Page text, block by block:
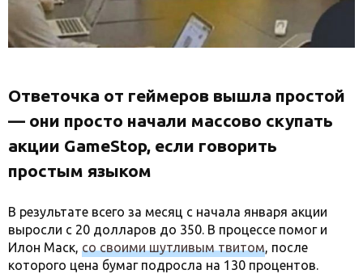
Ответочка от геймеров вышла простой
— они просто начали массово скупать
акции GameStop, если говорить
простым языком
В результате всего за месяц с начала января акции
выросли с 20 долларов до 350. В процессе помог и
Илон Маск, со своими шутливым твитом, после
которого цена бумаг подросла на 130 процентов.